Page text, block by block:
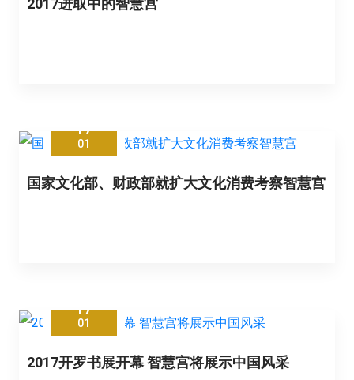
2017进取中的智慧宫
17
01
国家文化部、财政部就扩大文化消费考察智慧宫
17
01
2017开罗书展开幕 智慧宫将展示中国风采